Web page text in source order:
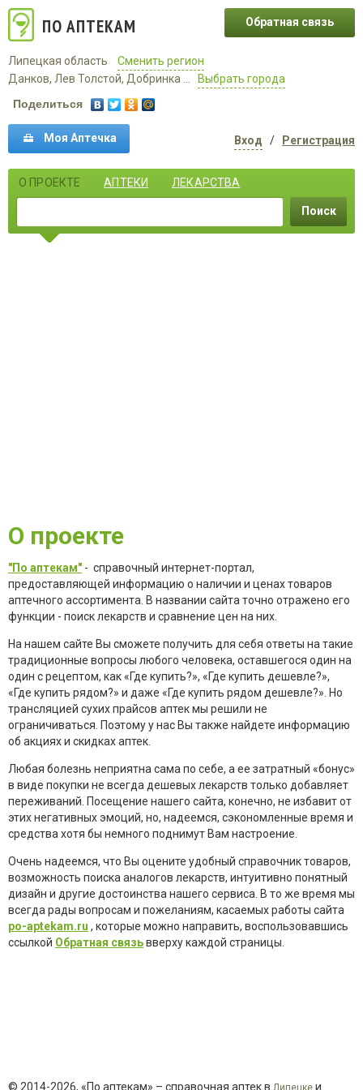
ПО АПТЕКАМ
Липецкая область
Сменить регион
Данков, Лев Толстой, Добринка ...
Выбрать города
Обратная связь
Поделиться
Моя Аптечка Вход / Регистрация
О ПРОЕКТЕ АПТЕКИ ЛЕКАРСТВА
Поиск
О проекте
"По аптекам" - справочный интернет-портал,
предоставляющей информацию о наличии и ценах товаров
аптечного ассортимента. В названии сайта точно отражено его
функции - поиск лекарств и сравнение цен на них.
На нашем сайте Вы сможете получить для себя ответы на такие
традиционные вопросы любого человека, оставшегося один на
один с рецептом, как «Где купить?», «Где купить дешевле?»,
«Где купить рядом?» и даже «Где купить рядом дешевле?». Но
трансляцией сухих прайсов аптек мы решили не
ограничиваться. Поэтому у нас Вы также найдете информацию
об акциях и скидках аптек.
Любая болезнь неприятна сама по себе, а ее затратный «бонус»
в виде покупки не всегда дешевых лекарств только добавляет
переживаний. Посещение нашего сайта, конечно, не избавит от
этих негативных эмоций, но, надеемся, сэкономленные время и
средства хотя бы немного поднимут Вам настроение.
Очень надеемся, что Вы оцените удобный справочник товаров,
возможность поиска аналогов лекарств, интуитивно понятный
дизайн и другие достоинства нашего сервиса. В то же время мы
всегда рады вопросам и пожеланиям, касаемых работы сайта
po-aptekam.ru , которые можно направить, воспользовавшись
ссылкой Обратная связьвверху каждой страницы.
© 2014-2026, «По аптекам» – справочная аптек в Липецке и